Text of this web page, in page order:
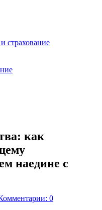
страхование
как
наедине с
0